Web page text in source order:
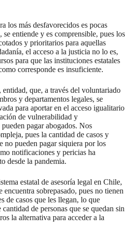
los más desfavorecidos es pocas
entiende y es comprensible, pues los
y prioritarios para aquellas
el acceso a la justicia no lo es,
para que las instituciones estatales
corresponde es insuficiente.
que, a través del voluntariado
y departamentos legales, se
para aportar en el acceso igualitario
de vulnerabilidad y
pagar abogados. Nos
pues la cantidad de casos y
no pueden pagar siquiera por los
notificaciones y pericias ha
desde la pandemia.
estatal de asesoría legal en Chile,
sobrepasado, pues no tienen
de casos que les llegan, lo que
de personas que se quedan sin
la alternativa para acceder a la